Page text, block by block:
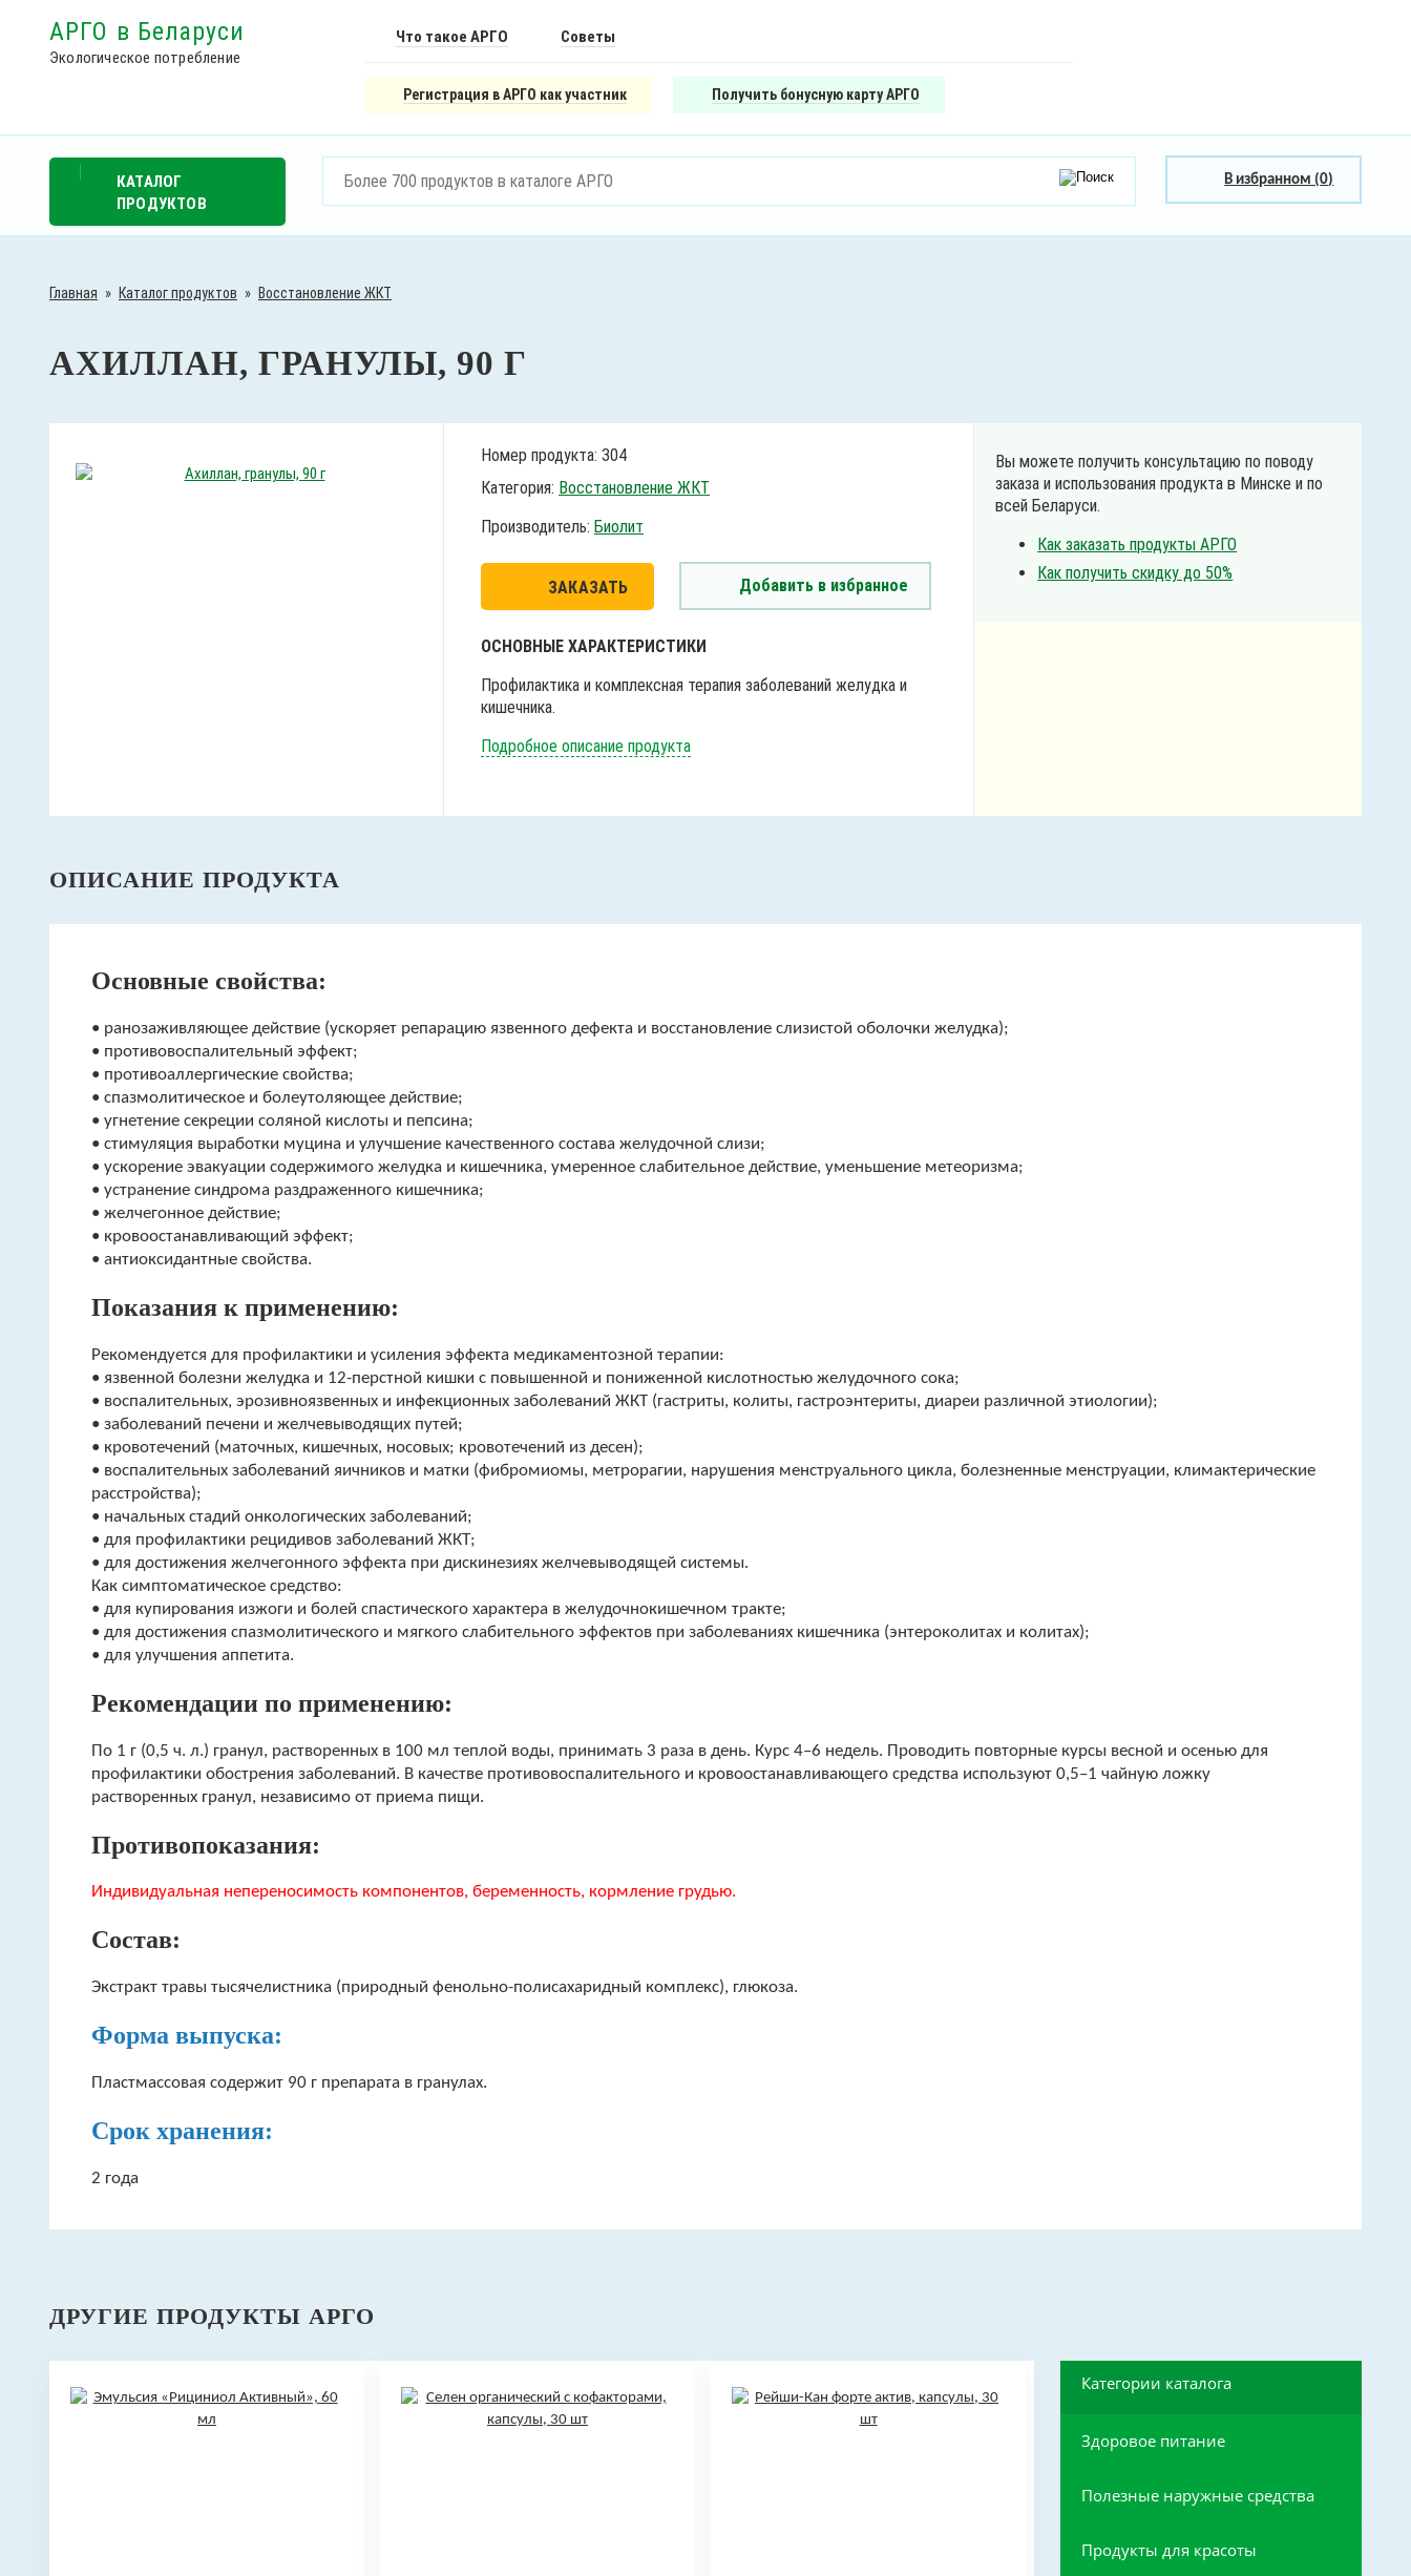
АРГО в Беларуси
Экологическое потребление
Что такое АРГО Советы
Регистрация в АРГО как участник Получить бонусную карту АРГО
КАТАЛОГ
ПРОДУКТОВ
В избранном (0)
Главная » Каталог продуктов » Восстановление ЖКТ
АХИЛЛАН, ГРАНУЛЫ, 90 Г
Номер продукта: 304
Категория: Восстановление ЖКТ
Производитель: Биолит
ЗАКАЗАТЬ Добавить в избранное
ОСНОВНЫЕ ХАРАКТЕРИСТИКИ
Профилактика и комплексная терапия заболеваний желудка и
кишечника.
Подробное описание продукта
Вы можете получить консультацию по поводу
заказа и использования продукта в Минске и по
всей Беларуси.
Как заказать продукты АРГО
Как получить скидку до 50%
ОПИСАНИЕ ПРОДУКТА
Основные свойства:
• ранозаживляющее действие (ускоряет репарацию язвенного дефекта и восстановление слизистой оболочки желудка);
• противовоспалительный эффект;
• противоаллергические свойства;
• спазмолитическое и болеутоляющее действие;
• угнетение секреции соляной кислоты и пепсина;
• стимуляция выработки муцина и улучшение качественного состава желудочной слизи;
• ускорение эвакуации содержимого желудка и кишечника, умеренное слабительное действие, уменьшение метеоризма;
• устранение синдрома раздраженного кишечника;
• желчегонное действие;
• кровоостанавливающий эффект;
• антиоксидантные свойства.
Показания к применению:
Рекомендуется для профилактики и усиления эффекта медикаментозной терапии:
• язвенной болезни желудка и 12-перстной кишки с повышенной и пониженной кислотностью желудочного сока;
• воспалительных, эрозивно­язвенных и инфекционных заболеваний ЖКТ (гастриты, колиты, гастроэнтериты, диареи различной этиологии);
• заболеваний печени и желчевыводящих путей;
• кровотечений (маточных, кишечных, носовых; кровотечений из десен);
• воспалительных заболеваний яичников и матки (фибромиомы, метрорагии, нарушения менструального цикла, болезненные менструации, климактерические
расстройства);
• начальных стадий онкологических заболеваний;
• для профилактики рецидивов заболеваний ЖКТ;
• для достижения желчегонного эффекта при дискинезиях желчевыводящей системы.
Как симптоматическое средство:
• для купирования изжоги и болей спастического характера в желудочно­кишечном тракте;
• для достижения спазмолитического и мягкого слабительного эффектов при заболеваниях кишечника (энтероколитах и колитах);
• для улучшения аппетита.
Рекомендации по применению:
По 1 г (0,5 ч. л.) гранул, растворенных в 100 мл теплой воды, принимать 3 раза в день. Курс 4–6 недель. Проводить повторные курсы весной и осенью для
профилактики обострения заболеваний. В качестве противовоспалительного и кровоостанавливающего средства используют 0,5–1 чайную ложку
растворенных гранул, независимо от приема пищи.
Противопоказания:
Индивидуальная непереносимость компонентов, беременность, кормление грудью.
Состав:
Экстракт травы тысячелистника (природный фенольно-полисахаридный комплекс), глюкоза.
Форма выпуска:
Пластмассовая содержит 90 г препарата в гранулах.
Срок хранения:
2 года
ДРУГИЕ ПРОДУКТЫ АРГО
Категории каталога
Здоровое питание
Полезные наружные средства
Продукты для красоты